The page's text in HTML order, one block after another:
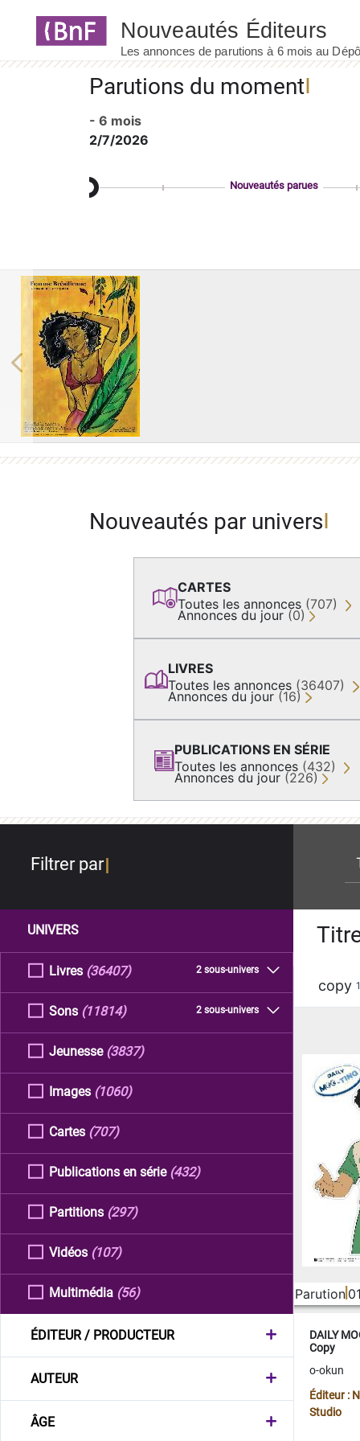
Parutions du moment
- 6 mois
2/7/2026
Nouveautés parues
Previous
Nouveautés par univers
CARTES
Toutes les annonces (707)
Annonces du jour (0)
LIVRES
Toutes les annonces (36407)
Annonces du jour (16)
PUBLICATIONS EN SÉRIE
Toutes les annonces (432)
Annonces du jour (226)
Filtrer par
UNIVERS
Livres 2 sous-univers
(36407)
Sons 2 sous-univers
(11814)
Jeunesse (3837)
Images (1060)
Cartes (707)
Publications en série (432)
Partitions (297)
Vidéos (107)
Multimédia (56)
ÉDITEUR / PRODUCTEUR
AUTEUR
ÂGE
copy
Parution
DAILY
Copy
o-okun
Éditeur :
Studio